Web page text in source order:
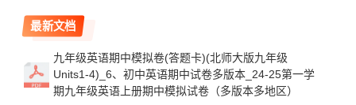
最新文档
九年级英语期中模拟卷(答题卡)(北师大版九年级
Units1-4)_6、初中英语期中试卷多版本_24-25第一学
期九年级英语上册期中模拟试卷（多版本多地区）